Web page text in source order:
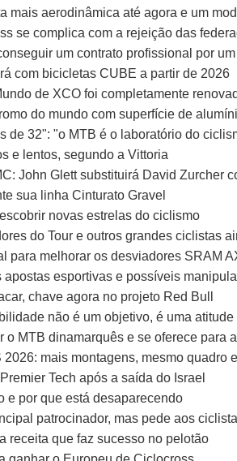
mais aerodinâmica até agora e um
se complica com a rejeição das
um contrato profissional por
com bicicletas CUBE a partir de 2026
de XCO foi completamente
do mundo com superfície de
de 32": "o MTB é o laboratório do
e lentos, segundo a Vittoria
John Glett substituirá David Zurcher
sua linha Cinturato Gravel
novas estrelas do ciclismo
do Tour e outros grandes ciclistas
para melhorar os desviadores SRAM
esportivas e possíveis
chave agora no projeto Red Bull
não é um objetivo, é uma atitude
o MTB dinamarquês e se oferece para
mais montagens, mesmo quadro
Tech após a saída do Israel
e por que está desaparecendo
patrocinador, mas pede aos
receita que faz sucesso no pelotão